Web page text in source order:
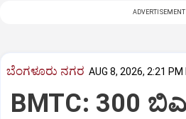
ADVERTISEMENT
ಬೆಂಗಳೂರು ನಗರ AUG 8, 2026, 2:21 PM
BMTC: 300